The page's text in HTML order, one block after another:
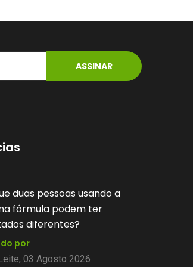
ASSINAR
Você sabe por que algumas
fórmulas manipuladas têm prazo
de validade diferente?
Postado por
Kelly Leite, 28 Julho 2026